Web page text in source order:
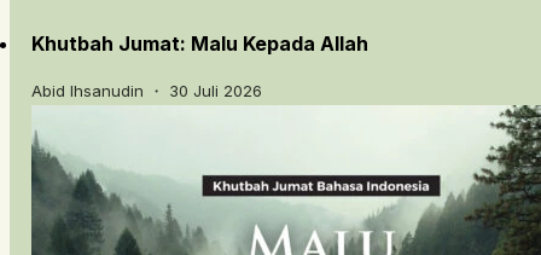
Khutbah Jumat: Malu Kepada Allah
Abid Ihsanudin ・ 30 Juli 2026